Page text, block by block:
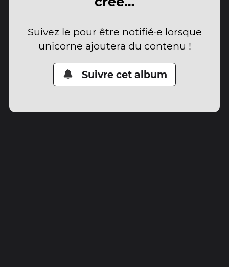
Suivez le pour être notifié·e lorsque
unicorne ajoutera du contenu !
Suivre cet album